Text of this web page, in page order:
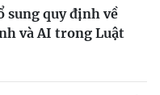
sung quy định về
và AI trong Luật